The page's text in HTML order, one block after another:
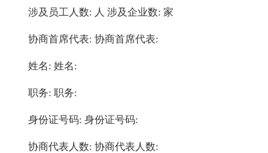
涉及员工人数: 人 涉及企业数: 家
协商首席代表: 协商首席代表:
姓名: 姓名:
职务: 职务:
身份证号码: 身份证号码:
协商代表人数: 协商代表人数: